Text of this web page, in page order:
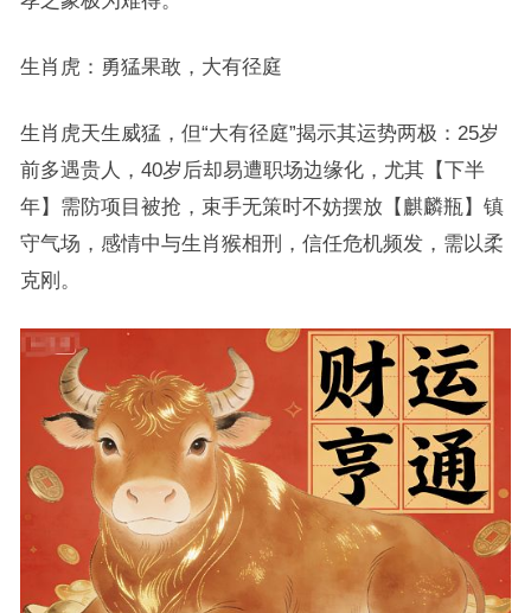
生肖虎：勇猛果敢，大有径庭
生肖虎天生威猛，但“大有径庭”揭示其运势两极：25岁
前多遇贵人，40岁后却易遭职场边缘化，尤其【下半
年】需防项目被抢，束手无策时不妨摆放【麒麟瓶】镇
守气场，感情中与生肖猴相刑，信任危机频发，需以柔
克刚。